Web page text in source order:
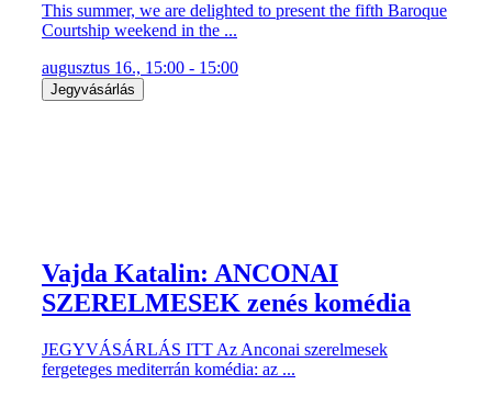
This summer, we are delighted to present the fifth Baroque
Courtship weekend in the ...
augusztus 16., 15:00 - 15:00
Jegyvásárlás
Vajda Katalin: ANCONAI
SZERELMESEK zenés komédia
JEGYVÁSÁRLÁS ITT Az Anconai szerelmesek
fergeteges mediterrán komédia: az ...